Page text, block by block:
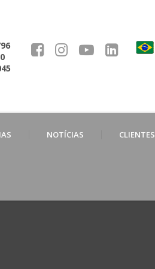
NOTÍCIAS CLIENTES